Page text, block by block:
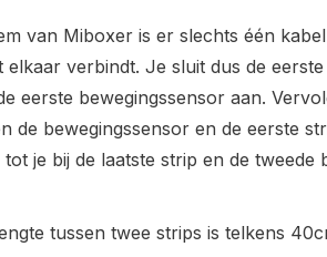
van Miboxer is er slechts één
elkaar verbindt. Je sluit dus de
eerste bewegingssensor aan.
de bewegingssensor en de eerste
je bij de laatste strip en de tweede
tussen twee strips is telkens